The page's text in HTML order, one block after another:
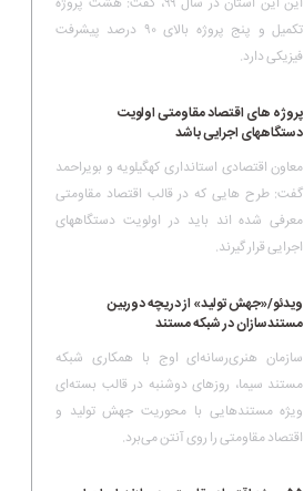
تکمیل و پنج پروژه بالای ۹۰ درصد پیشرفت
فیزیکی دارد.
پروژه های اقتصاد مقاومتی اولویت
دستگاههای اجرایی باشد
معاون اقتصادی استانداری کهگیلویه و بویراحمد
گفت: طرح هایی که در قالب اقتصاد مقاومتی
معرفی شده اند باید در اولویت دستگاههای
اجرایی قرار گیرند.
ویدئو/«جهش تولید» از دریچه دوربین
مستندسازان در شبکه مستند
سازمان هنری‌رسانه‌ای اوج با همکاری شبکه
مستند سیما، روزهای دوشنبه‌ در قالب بسته‌ای
ویژه مستندهایی با محوریت جهش تولید و
اقتصاد مقاومتی را روی آنتن می‌برد.